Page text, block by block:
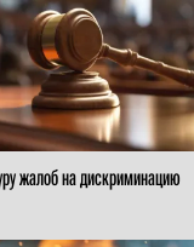
жалоб на дискриминацию